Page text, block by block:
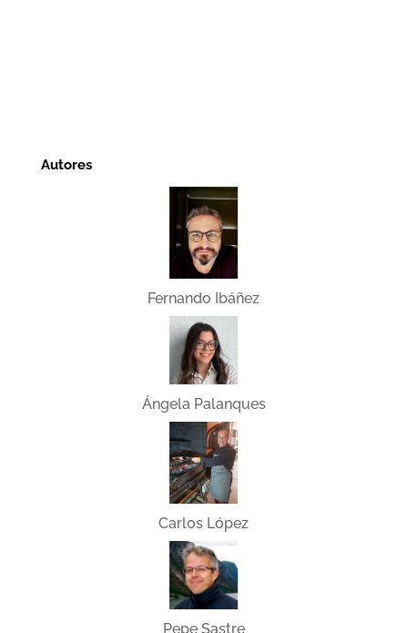
Autores
Fernando Ibáñez
Ángela Palanques
Carlos López
Pepe Sastre